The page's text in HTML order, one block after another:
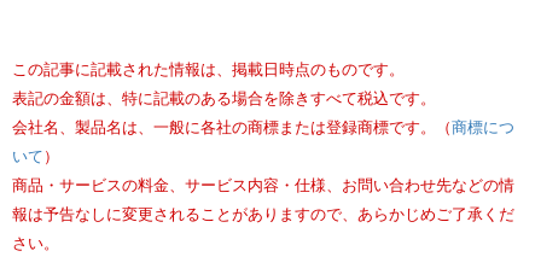
この記事に記載された情報は、掲載日時点のものです。
表記の金額は、特に記載のある場合を除きすべて税込です。
会社名、製品名は、一般に各社の商標または登録商標です。（商標につ
いて ）
商品・サービスの料金、サービス内容・仕様、お問い合わせ先などの情
報は予告なしに変更されることがありますので、あらかじめご了承くだ
さい。